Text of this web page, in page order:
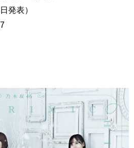
発表）